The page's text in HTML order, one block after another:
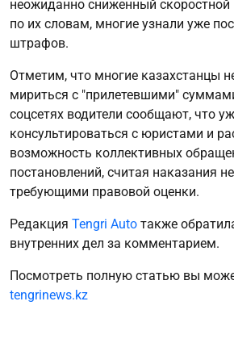
неожиданно сниженный
по их словам, многие узнали уже
штрафов.
Отметим, что многие казахстанцы
мириться с "прилетевшими"
соцсетях водители сообщают, что
консультироваться с юристами и
возможность коллективных
постановлений, считая наказания
требующими правовой оценки.
Редакция Tengri Auto также
внутренних дел за комментарием.
Посмотреть полную статью вы
tengrinews.kz